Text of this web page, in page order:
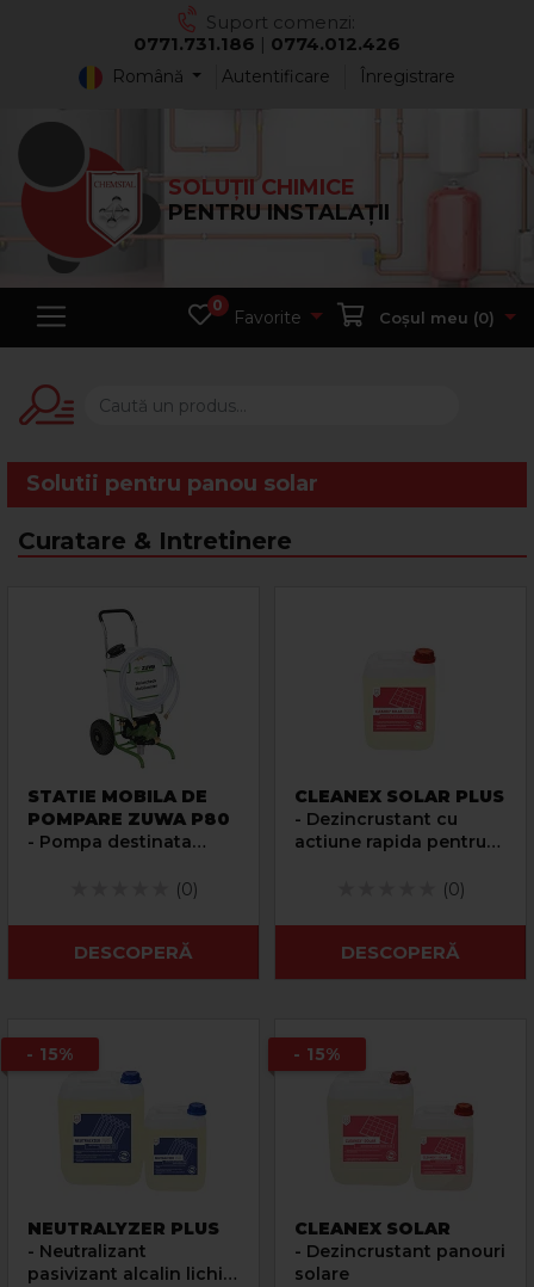
Suport comenzi:
0771.731.186 | 0774.012.426
Română Autentificare Înregistrare
SOLUȚII CHIMICE
PENTRU INSTALAȚII
0
Favorite Coșul meu (0)
Solutii pentru panou solar
Curatare & Intretinere
STATIE MOBILA DE
POMPARE ZUWA P80
- Pompa destinata
(0)
DESCOPERĂ
CLEANEX SOLAR PLUS
- Dezincrustant cu
actiune rapida pentru
(0)
DESCOPERĂ
- 15%
NEUTRALYZER PLUS
- Neutralizant
pasivizant alcalin lichid
- 15%
CLEANEX SOLAR
- Dezincrustant panouri
solare